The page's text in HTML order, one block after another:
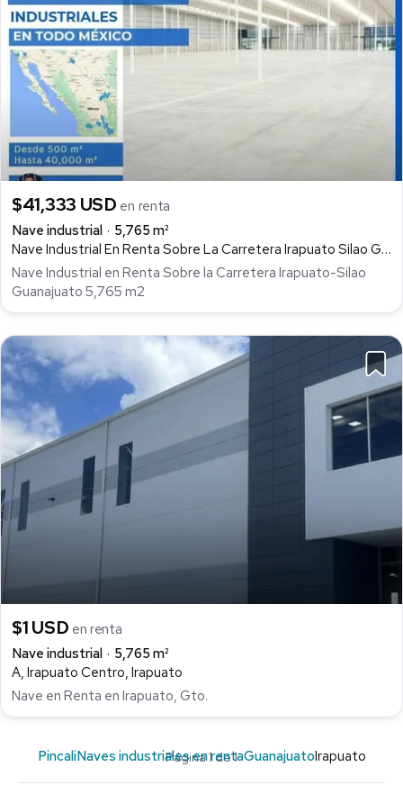
$41,333 USD en renta
Nave industrial
5,765 m²
Nave Industrial En Renta Sobre La Carretera Irapuato Silao Guanajuato 5,765 M2, Aldama, Irapuato
Nave Industrial en Renta Sobre la Carretera Irapuato-Silao
Guanajuato 5,765 m2
$1 USD en renta
Nave industrial
5,765 m²
A, Irapuato Centro, Irapuato
Nave en Renta en Irapuato, Gto.
Página 1 de 1
PincaliNaves industriales en rentaGuanajuatoIrapuato